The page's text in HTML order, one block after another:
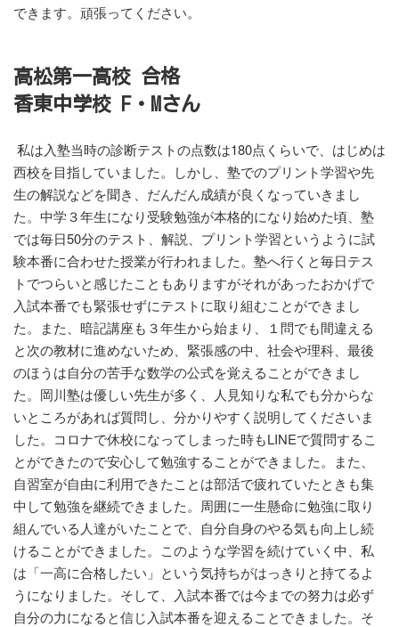
できます。頑張ってください。
高松第一高校 合格
香東中学校 F・Mさん
私は入塾当時の診断テストの点数は180点くらいで、はじめは
西校を目指していました。しかし、塾でのプリント学習や先
生の解説などを聞き、だんだん成績が良くなっていきまし
た。中学３年生になり受験勉強が本格的になり始めた頃、塾
では毎日50分のテスト、解説、プリント学習というように試
験本番に合わせた授業が行われました。塾へ行くと毎日テス
トでつらいと感じたこともありますがそれがあったおかげで
入試本番でも緊張せずにテストに取り組むことができまし
た。また、暗記講座も３年生から始まり、１問でも間違える
と次の教材に進めないため、緊張感の中、社会や理科、最後
のほうは自分の苦手な数学の公式を覚えることができまし
た。岡川塾は優しい先生が多く、人見知りな私でも分からな
いところがあれば質問し、分かりやすく説明してくださいま
した。コロナで休校になってしまった時もLINEで質問するこ
とができたので安心して勉強することができました。また、
自習室が自由に利用できたことは部活で疲れていたときも集
中して勉強を継続できました。周囲に一生懸命に勉強に取り
組んでいる人達がいたことで、自分自身のやる気も向上し続
けることができました。このような学習を続けていく中、私
は「一高に合格したい」という気持ちがはっきりと持てるよ
うになりました。そして、入試本番では今までの努力は必ず
自分の力になると信じ入試本番を迎えることできました。そ